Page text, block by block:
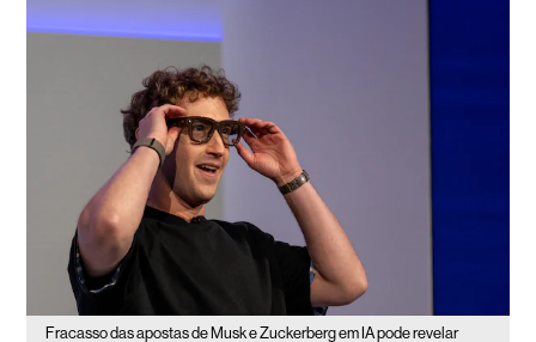
Fracasso das apostas de Musk e Zuckerberg em IA pode revelar